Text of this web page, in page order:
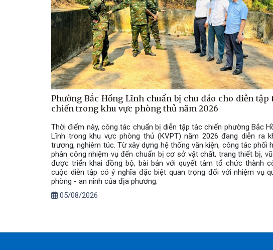
Phường Bắc Hồng Lĩnh chuẩn bị chu đáo cho diễn tập
chiến trong khu vực phòng thủ năm 2026
Thời điểm này, công tác chuẩn bị diễn tập tác chiến phường Bắc
Lĩnh trong khu vực phòng thủ (KVPT) năm 2026 đang diễn ra
trương, nghiêm túc. Từ xây dựng hệ thống văn kiện, công tác phối
phân công nhiệm vụ đến chuẩn bị cơ sở vật chất, trang thiết bị,
được triển khai đồng bộ, bài bản với quyết tâm tổ chức thành
cuộc diễn tập có ý nghĩa đặc biệt quan trọng đối với nhiệm vụ
phòng - an ninh của địa phương.
05/08/2026